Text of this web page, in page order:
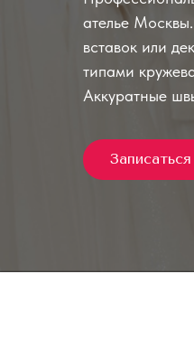
ателье
вставок или
типами
Аккуратные